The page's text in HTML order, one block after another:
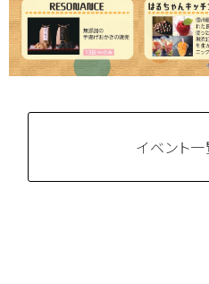
メディアポリシー
グループサイトのご紹介
簡体中文
イベント